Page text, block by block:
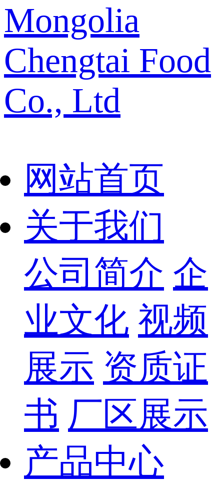
Mongolia
Chengtai Food
Co., Ltd
网站首页
关于我们
公司简介 企
业文化 视频
展示 资质证
书 厂区展示
产品中心